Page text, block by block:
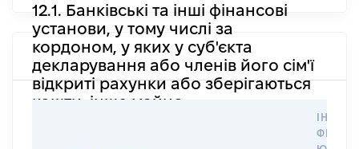
12.1. Банківські та інші фінансові
установи, у тому числі за
кордоном, у яких у суб'єкта
декларування або членів його сім'ї
відкриті рахунки або зберігаються
кошти, інше майно